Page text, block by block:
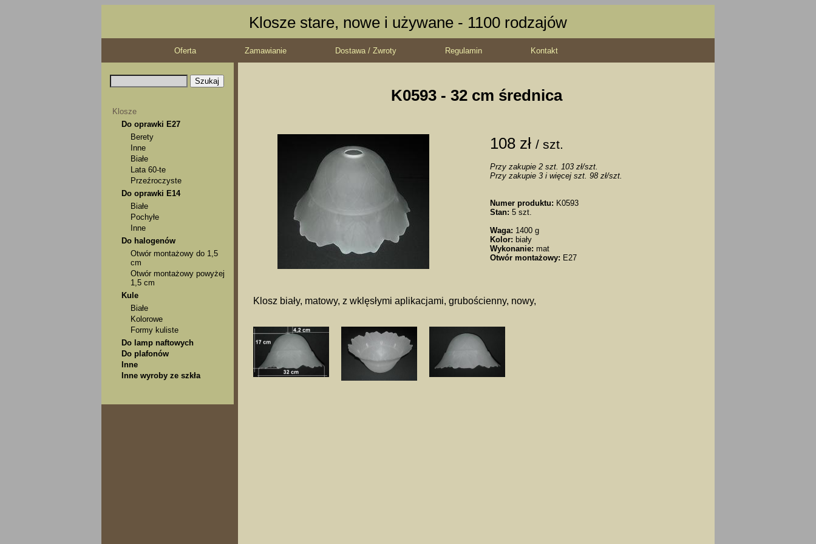
Klosze stare, nowe i używane - 1100 rodzajów
Oferta Zamawianie Dostawa / Zwroty Regulamin Kontakt
Klosze
Do oprawki E27
Berety
Inne
Białe
Lata 60-te
Przeźroczyste
Do oprawki E14
Białe
Pochyłe
Inne
Do halogenów
Otwór montażowy do 1,5
cm
Otwór montażowy powyżej
1,5 cm
Kule
Białe
Kolorowe
Formy kuliste
Do lamp naftowych
Do plafonów
Inne
Inne wyroby ze szkła
K0593 - 32 cm średnica
108 zł / szt.
Przy zakupie 2 szt. 103 zł/szt.
Przy zakupie 3 i więcej szt. 98 zł/szt.
Numer produktu: K0593
Stan: 5 szt.
Waga: 1400 g
Kolor: biały
Wykonanie: mat
Otwór montażowy: E27
Klosz biały, matowy, z wklęsłymi aplikacjami, grubościenny, nowy,